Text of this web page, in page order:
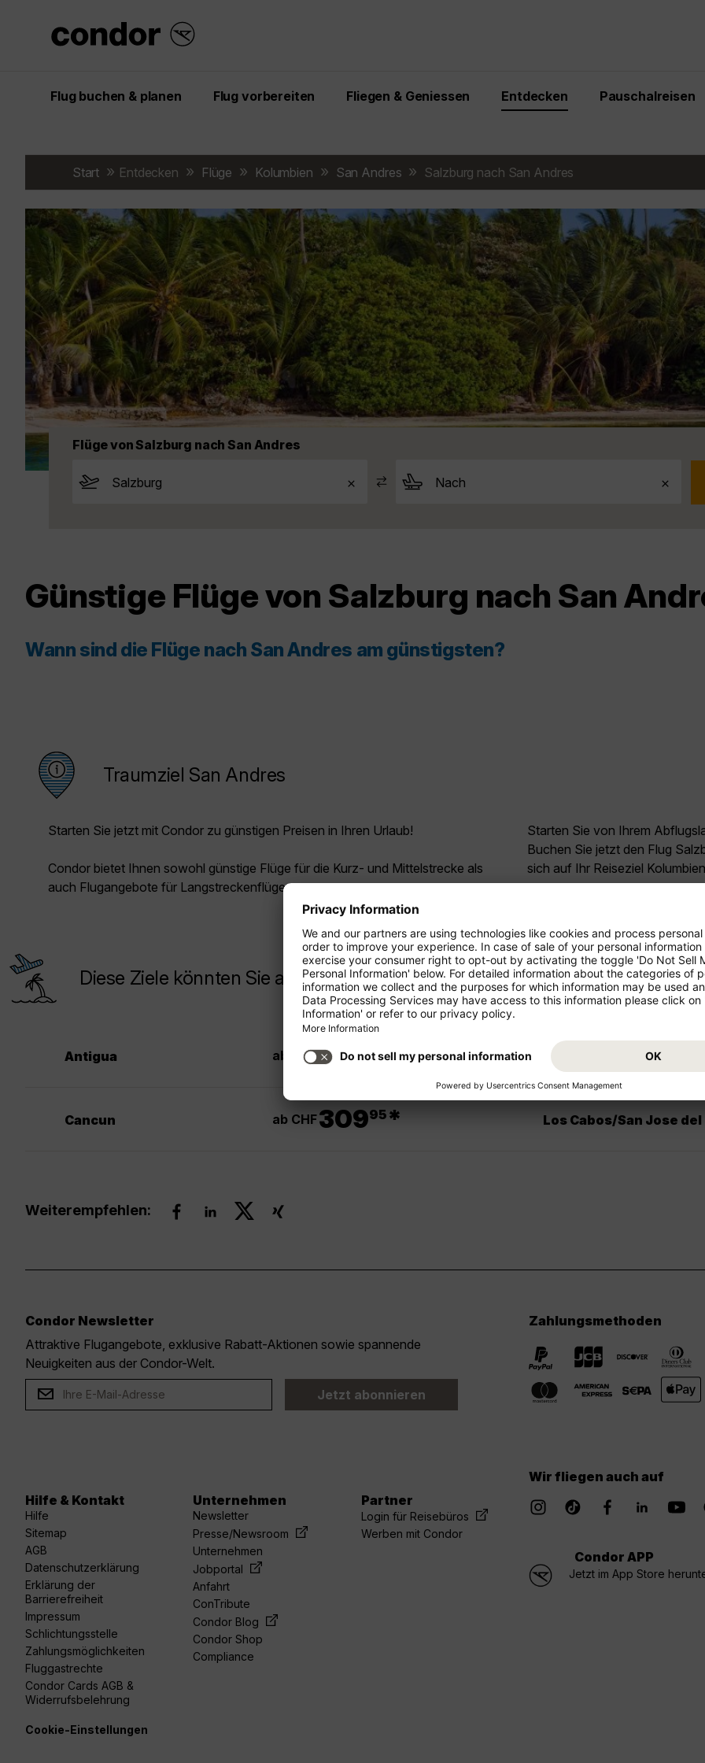
Flug buchen & planen Flug vorbereiten Fliegen & Geniessen Entdecken Pauschalreisen
Start Entdecken Flüge Kolumbien San Andres Salzburg nach San Andres
Flüge von Salzburg nach San Andres
Günstige Flüge von Salzburg nach San
Wann sind die Flüge nach San Andres am günstigsten?
Traumziel San Andres
Starten Sie jetzt mit Condor zu günstigen Preisen in Ihren Urlaub!
Condor bietet Ihnen sowohl günstige Flüge für die Kurz- und Mittelstrecke als
auch Flugangebote für Langstreckenflüge.
Starten Sie von Ihrem
Buchen Sie jetzt den Flug
sich auf Ihr Reiseziel
Diese Ziele könnten Sie auch interessieren
Antigua ab CHF33995* Barbados
Cancun ab CHF309.
95 * Los Cabos/San Jose del
Weiterempfehlen:
Condor Newsletter
Attraktive Flugangebote, exklusive Rabatt-Aktionen sowie spannende
Neuigkeiten aus der Condor-Welt.
Jetzt abonnieren
Zahlungsmethoden
Hilfe & Kontakt
Hilfe
Sitemap
AGB
Datenschutzerklärung
Erklärung der
Barrierefreiheit
Impressum
Schlichtungsstelle
Zahlungsmöglichkeiten
Fluggastrechte
Condor Cards AGB &
Widerrufsbelehrung
Unternehmen
Newsletter
Presse/Newsroom
Unternehmen
Jobportal
Anfahrt
ConTribute
Condor Blog
Condor Shop
Compliance
Partner
Login für Reisebüros
Werben mit Condor
Wir fliegen auch auf
Condor APP
Jetzt im App Store
Cookie-Einstellungen